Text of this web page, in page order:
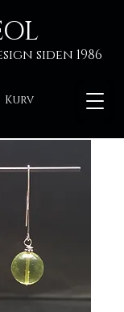
siden 1986
Kurv